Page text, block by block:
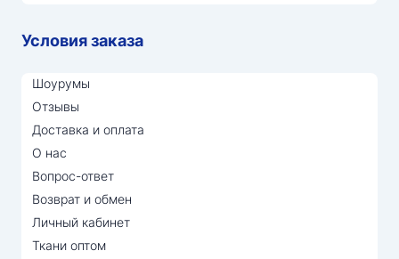
Условия заказа
Шоурумы
Отзывы
Доставка и оплата
О нас
Вопрос-ответ
Возврат и обмен
Личный кабинет
Ткани оптом